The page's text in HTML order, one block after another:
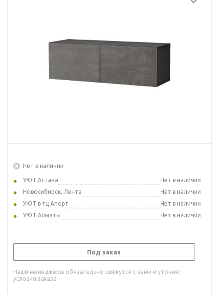
Нет в наличии
УЮТ Астана
Нет в наличии
Новосибирск, Лента
Нет в наличии
УЮТ в тц Апорт
Нет в наличии
УЮТ Алматы
Нет в наличии
Под заказ
Наши менеджеры обязательно свяжутся с вами и уточнят
условия заказа